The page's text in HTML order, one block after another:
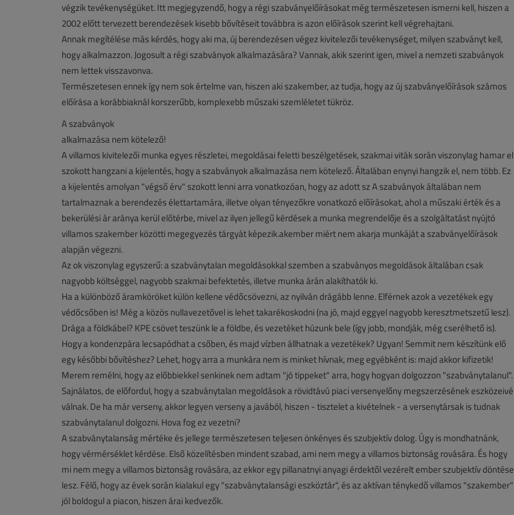
végzik tevékenységüket. Itt megjegyzendő, hogy a régi szabványelőírásokat még természetesen ismerni kell, hiszen a
2002 előtt tervezett berendezések kisebb bővítéseit továbbra is azon előírások szerint kell végrehajtani.
Annak megítélése más kérdés, hogy aki ma, új berendezésen végez kivitelezői tevékenységet, milyen szabványt kell,
hogy alkalmazzon. Jogosult a régi szabványok alkalmazására? Vannak, akik szerint igen, mivel a nemzeti szabványok
nem lettek visszavonva.
Természetesen ennek így nem sok értelme van, hiszen aki szakember, az tudja, hogy az új szabványelőírások számos
előírása a korábbiaknál korszerűbb, komplexebb műszaki szemléletet tükröz.
A szabványok
alkalmazása nem kötelező!
A villamos kivitelezői munka egyes részletei, megoldásai feletti beszélgetések, szakmai viták során viszonylag hamar el
szokott hangzani a kijelentés, hogy a szabványok alkalmazása nem kötelező. Általában enynyi hangzik el, nem több. Ez
a kijelentés amolyan "végső érv" szokott lenni arra vonatkozóan, hogy az adott sz A szabványok általában nem
tartalmaznak a berendezés élettartamára, illetve olyan tényezőkre vonatkozó előírásokat, ahol a műszaki érték és a
bekerülési ár aránya kerül előtérbe, mivel az ilyen jellegű kérdések a munka megrendelője és a szolgáltatást nyújtó
villamos szakember közötti megegyezés tárgyát képezik.akember miért nem akarja munkáját a szabványelőírások
alapján végezni.
Az ok viszonylag egyszerű: a szabványtalan megoldásokkal szemben a szabványos megoldások általában csak
nagyobb költséggel, nagyobb szakmai befektetés, illetve munka árán alakíthatók ki.
Ha a különböző áramköröket külön kellene védőcsövezni, az nyilván drágább lenne. Elférnek azok a vezetékek egy
védőcsőben is! Még a közös nullavezetővel is lehet takarékoskodni (na jó, majd eggyel nagyobb keresztmetszetű lesz).
Drága a földkábel? KPE csövet teszünk le a földbe, és vezetéket húzunk bele (így jobb, mondják, még cserélhető is).
Hogy a kondenzpára lecsapódhat a csőben, és majd vízben állhatnak a vezetékek? Ugyan! Semmit nem készítünk elő
egy későbbi bővítéshez? Lehet, hogy arra a munkára nem is minket hívnak, meg egyébként is: majd akkor kifizetik!
Merem remélni, hogy az előbbiekkel senkinek nem adtam "jó tippeket" arra, hogy hogyan dolgozzon "szabványtalanul".
Sajnálatos, de előfordul, hogy a szabványtalan megoldások a rövidtávú piaci versenyelőny megszerzésének eszközeivé
válnak. De ha már verseny, akkor legyen verseny a javából, hiszen - tisztelet a kivételnek - a versenytársak is tudnak
szabványtalanul dolgozni. Hova fog ez vezetni?
A szabványtalanság mértéke és jellege természetesen teljesen önkényes és szubjektív dolog. Úgy is mondhatnánk,
hogy vérmérséklet kérdése. Első közelítésben mindent szabad, ami nem megy a villamos biztonság rovására. És hogy
mi nem megy a villamos biztonság rovására, az ekkor egy pillanatnyi anyagi érdektől vezérelt ember szubjektív döntése
lesz. Félő, hogy az évek során kialakul egy "szabványtalansági eszköztár", és az aktívan ténykedő villamos "szakember"
jól boldogul a piacon, hiszen árai kedvezők.